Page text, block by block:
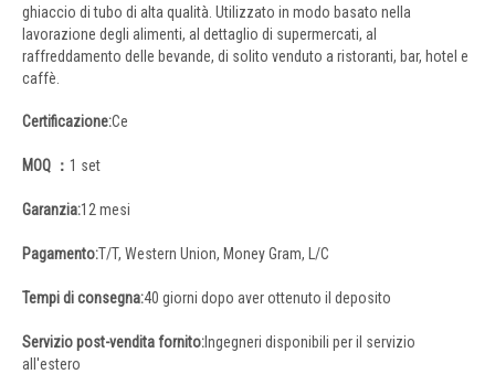
ghiaccio di tubo di alta qualità. Utilizzato in modo basato nella
lavorazione degli alimenti, al dettaglio di supermercati, al
raffreddamento delle bevande, di solito venduto a ristoranti, bar, hotel e
caffè.
Certificazione:Ce
MOQ ： 1 set
Garanzia:12 mesi
Pagamento:T/T, Western Union, Money Gram, L/C
Tempi di consegna:40 giorni dopo aver ottenuto il deposito
Servizio post-vendita fornito:Ingegneri disponibili per il servizio
all'estero